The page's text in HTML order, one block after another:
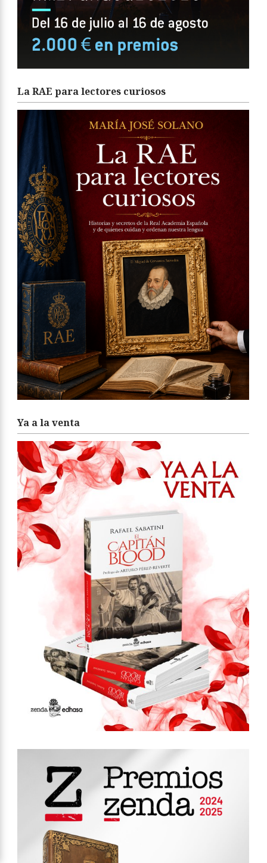
La RAE para lectores curiosos
Ya a la venta